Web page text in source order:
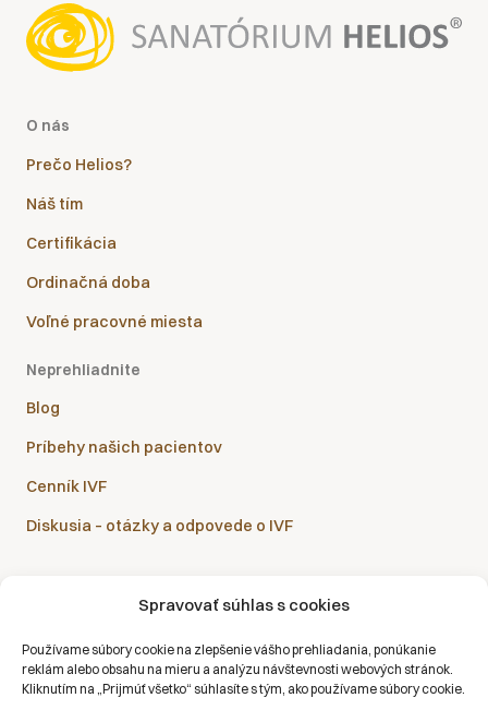
Spravovať súhlas s cookies
Používame súbory cookie na zlepšenie vášho prehliadania, ponúkanie
reklám alebo obsahu na mieru a analýzu návštevnosti webových stránok.
Kliknutím na „Prijmúť všetko“ súhlasíte s tým, ako používame súbory cookie.
O nás
Prečo Helios?
Náš tím
Certifikácia
Ordinačná doba
Voľné pracovné miesta
Neprehliadnite
Blog
Príbehy našich pacientov
Cenník IVF
Diskusia – otázky a odpovede o IVF
Sanatórium Helios je partnerom všetkých zdravotných
poisťovní: